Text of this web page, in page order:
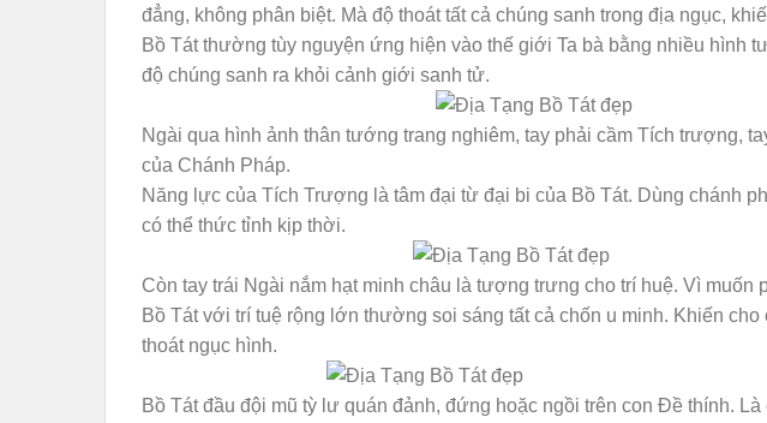
đẳng, không phân biệt. Mà độ thoát tất cả chúng sanh trong địa ngục,
Bồ Tát thường tùy nguyện ứng hiện vào thế giới Ta bà bằng nhiều hình
độ chúng sanh ra khỏi cảnh giới sanh tử.
Ngài qua hình ảnh thân tướng trang nghiêm, tay phải cầm Tích trượng,
của Chánh Pháp.
Năng lực của Tích Trượng là tâm đại từ đại bi của Bồ Tát. Dùng chánh
có thể thức tỉnh kịp thời.
Còn tay trái Ngài nắm hạt minh châu là tượng trưng cho trí huệ. Vì
Bồ Tát với trí tuệ rộng lớn thường soi sáng tất cả chốn u minh. Khiến
thoát ngục hình.
Bồ Tát đầu đội mũ tỳ lư quán đảnh, đứng hoặc ngồi trên con Đề thính.